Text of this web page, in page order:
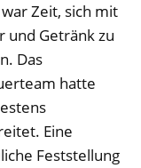
Zeit, sich mit
und Getränk zu
Das
hatte
Eine
Feststellung